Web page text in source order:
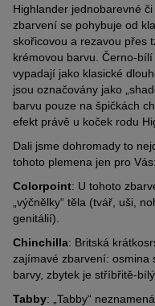
Highlander jednobarevné
zbarvení se pohybuje od
skořicovou a rezavou přes
krémovou barvu. Černo-
vypadají jako klasické
jsou označovány jako
barvu pouze na špičkách
efekt právě u koček rodu
Dali jsme dohromady to
tohoto plemena jen pro Vás:
Colorpoint: U tohoto
„výčnělky“ těla (tvář, uši,
genitálií).
Chinchilla: Britská
zajímavé zbarvení: osmina
barvy, zbytek je stříbřitě-bílý.
Tabby: „Tabby“